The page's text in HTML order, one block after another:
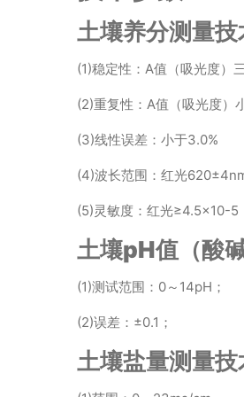
土壤养分测量技
(1)稳定性：A值（吸光度）
(2)重复性：A值（吸光度）
(3)线性误差：小于3.0%
(4)波长范围：红光
(5)灵敏度：红光≥4.5×10-5
土壤pH值（酸
(1)测试范围：0～14pH；
(2)误差：±0.1；
土壤盐量测量技